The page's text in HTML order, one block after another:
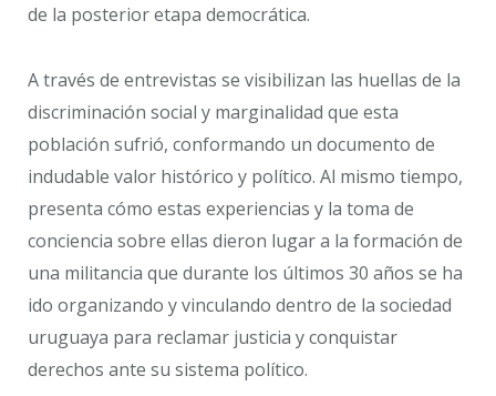
de la posterior etapa democrática.
A través de entrevistas se visibilizan las huellas de la
discriminación social y marginalidad que esta
población sufrió, conformando un documento de
indudable valor histórico y político. Al mismo tiempo,
presenta cómo estas experiencias y la toma de
conciencia sobre ellas dieron lugar a la formación de
una militancia que durante los últimos 30 años se ha
ido organizando y vinculando dentro de la sociedad
uruguaya para reclamar justicia y conquistar
derechos ante su sistema político.